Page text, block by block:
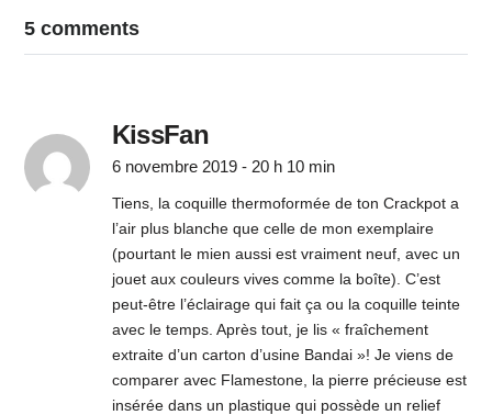
5 comments
KissFan
6 novembre 2019 - 20 h 10 min
Tiens, la coquille thermoformée de ton Crackpot a
l’air plus blanche que celle de mon exemplaire
(pourtant le mien aussi est vraiment neuf, avec un
jouet aux couleurs vives comme la boîte). C’est
peut-être l’éclairage qui fait ça ou la coquille teinte
avec le temps. Après tout, je lis « fraîchement
extraite d’un carton d’usine Bandai »! Je viens de
comparer avec Flamestone, la pierre précieuse est
insérée dans un plastique qui possède un relief